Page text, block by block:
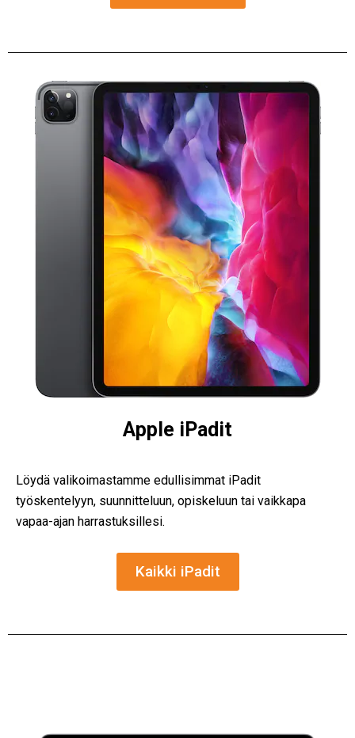
Apple iPadit
Löydä valikoimastamme edullisimmat iPadit
työskentelyyn, suunnitteluun, opiskeluun tai vaikkapa
vapaa-ajan harrastuksillesi.
Kaikki iPadit